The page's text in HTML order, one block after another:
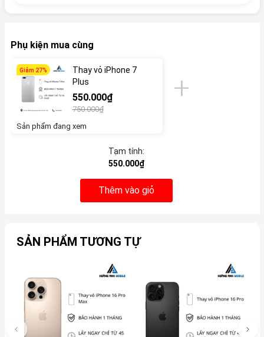
Phụ kiện mua cùng
Giảm 27%
Thay vỏ iPhone 7
Plus
550.000₫
750.000₫
Sản phẩm đang xem
Tạm tính:
550.000₫
Thêm vào giỏ
SẢN PHẨM TƯƠNG TỰ